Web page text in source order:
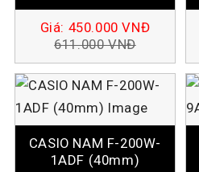
Giá: 450.000VNĐ
611.000VNĐ
CASIO NAM F-200W-
1ADF (40mm)